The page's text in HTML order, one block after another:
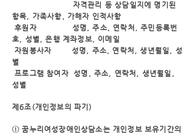
자격관리 등 상담일지에 명기된
항목, 가족사항, 가해자 인적사항
후원자 성명, 주소, 연락처, 주민등록번
호, 성별, 은행 계좌정보, 이메일
자원봉사자 성명, 주소, 연락처, 생년월일, 성
별
프로그램 참여자성명, 주소, 연락처, 생년월일,
성별
제6조(개인정보의 파기)
① 꿈누리여성장애인상담소는 개인정보 보유기간의